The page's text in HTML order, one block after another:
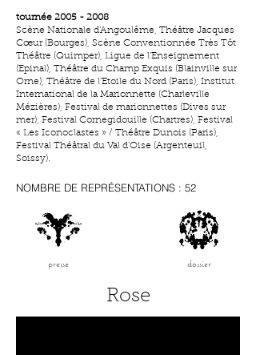
tournée 2005 - 2008
Scène Nationale d’Angoulême, Théâtre Jacques
Cœur (Bourges), Scène Conventionnée Très Tôt
Théâtre (Quimper), Ligue de l’Enseignement
(Epinal), Théâtre du Champ Exquis (Blainville sur
Orne), Théâtre de l’Etoile du Nord (Paris), Institut
International de la Marionnette (Charleville
Mézières), Festival de marionnettes (Dives sur
mer), Festival Cornegidouille (Chartres), Festival
« Les Iconoclastes » / Théâtre Dunois (Paris),
Festival Théâtral du Val d’Oise (Argenteuil,
Soissy).
NOMBRE DE REPRÉSENTATIONS : 52
presse dossier
Rose